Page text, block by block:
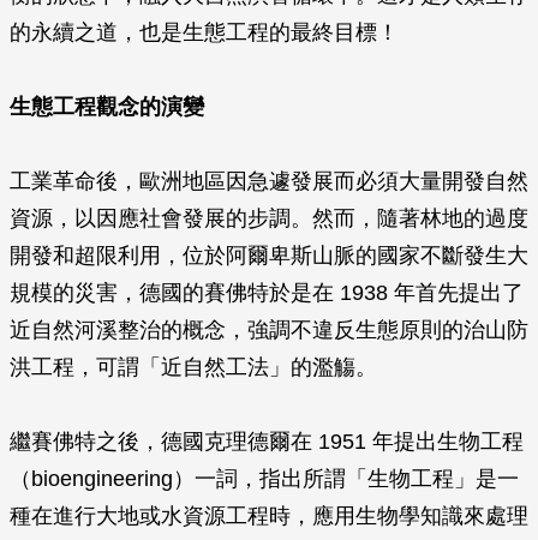
的永續之道，也是生態工程的最終目標！
生態工程觀念的演變
工業革命後，歐洲地區因急遽發展而必須大量開發自然
資源，以因應社會發展的步調。然而，隨著林地的過度
開發和超限利用，位於阿爾卑斯山脈的國家不斷發生大
規模的災害，德國的賽佛特於是在 1938 年首先提出了
近自然河溪整治的概念，強調不違反生態原則的治山防
洪工程，可謂「近自然工法」的濫觴。
繼賽佛特之後，德國克理德爾在 1951 年提出生物工程
（bioengineering）一詞，指出所謂「生物工程」是一
種在進行大地或水資源工程時，應用生物學知識來處理